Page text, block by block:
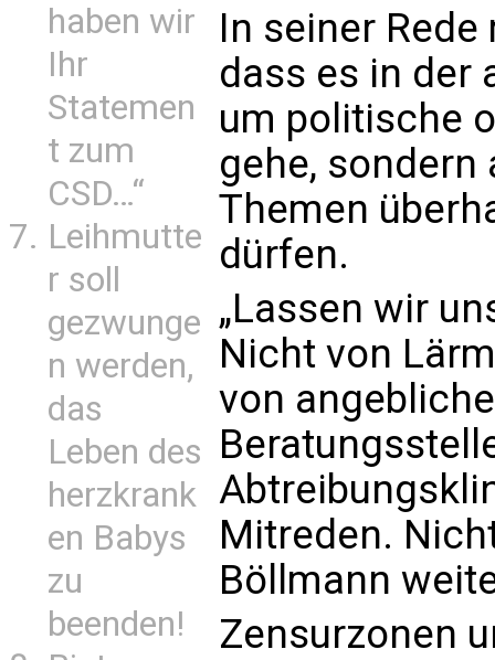
haben wir
Ihr
Statemen
t zum
CSD…“
Leihmutte
r soll
gezwunge
n werden,
das
Leben des
herzkrank
en Babys
zu
beenden!
In seiner
dass es in der
um politische
gehe, sondern
Themen
dürfen.
„Lassen wir
Nicht von
von
Mitreden.
Böllmann
Zensurzonen